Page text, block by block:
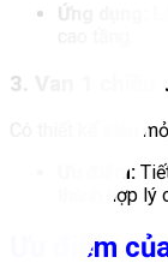
Ứng dụng:
3. Van 1 chiều
Có thiết kế siêu
Ưu điểm:
thành hợp
Ưu điểm